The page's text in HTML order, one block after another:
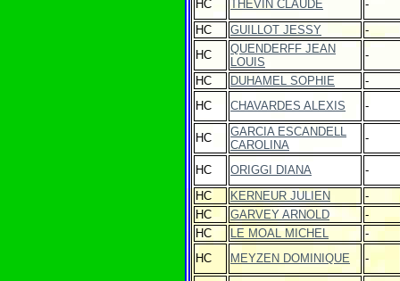
HC THEVIN CLAUDE
-
HC
GUILLOT JESSY
-
HC
QUENDERFF JEAN
LOUIS
-
HC
DUHAMEL SOPHIE
-
HC
CHAVARDES ALEXIS -
HC
GARCIA ESCANDELL
CAROLINA
-
HC ORIGGI DIANA
-
HC
KERNEUR JULIEN
-
HC
GARVEY ARNOLD
-
HC
LE MOAL MICHEL
-
HC
MEYZEN DOMINIQUE -